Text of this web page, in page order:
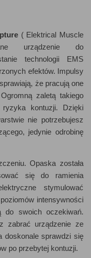
( Elektrical Muscle
urządzenie do
technologii EMS
efektów. Impulsy
że pracują one
zaletą takiego
ryzyka kontuzji. Dzięki
nie potrzebujesz
jedynie odrobinę
Opaska została
się do ramienia
stymulować
intensywności
do swoich oczekiwań.
zabrać urządzenie ze
doskonale sprawdzi się
po przebytej kontuzji.